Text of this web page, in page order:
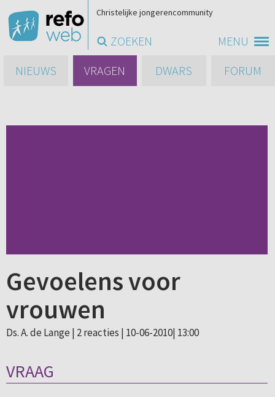
MENU
Christelijke jongerencommunity
ZOEKEN
NIEUWS
VRAGEN DWARS FORUM
Gevoelens voor
vrouwen
Ds. A. de Lange | 2 reacties | 10-06-2010| 13:00
VRAAG